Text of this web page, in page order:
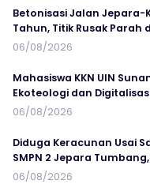
Betonisasi Jalan Jepara-
Tahun, Titik Rusak Parah
06/08/2026
Mahasiswa KKN UIN
Ekoteologi dan
06/08/2026
Diduga Keracunan Usai
SMPN 2 Jepara
06/08/2026